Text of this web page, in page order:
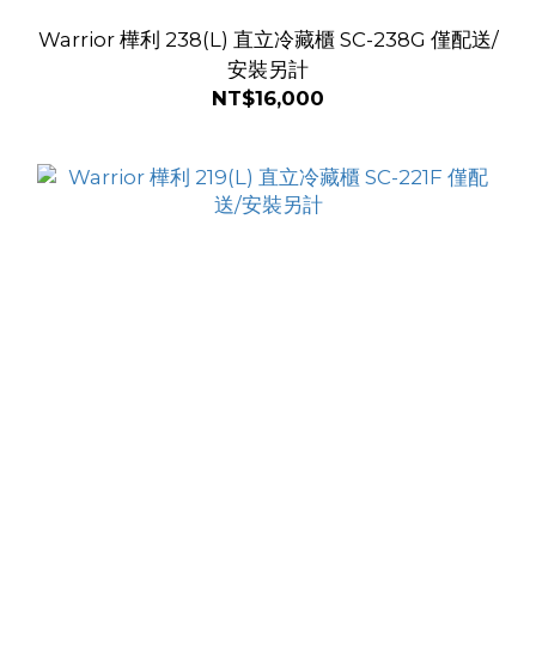
Warrior 樺利 238(L) 直立冷藏櫃 SC-238G 僅配送/
安裝另計
NT$16,000